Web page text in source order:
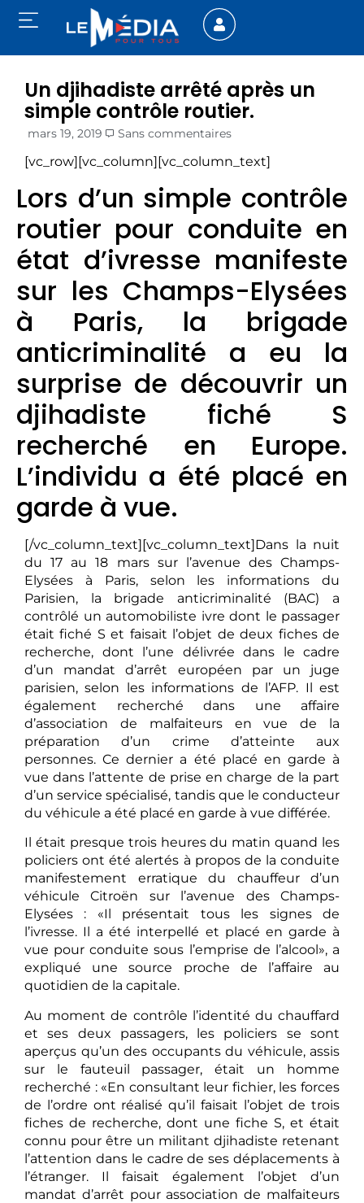
Un djihadiste arrêté après un
simple contrôle routier.
mars 19, 2019 Sans commentaires
[vc_row][vc_column][vc_column_text]
Lors d’un simple contrôle
routier pour conduite en
état d’ivresse manifeste
sur les Champs-Elysées
à Paris, la brigade
anticriminalité a eu la
surprise de découvrir un
djihadiste fiché S
recherché en Europe.
L’individu a été placé en
garde à vue.
[/vc_column_text][vc_column_text]Dans la nuit
du 17 au 18 mars sur l’avenue des Champs-
Elysées à Paris, selon les informations du
Parisien, la brigade anticriminalité (BAC) a
contrôlé un automobiliste ivre dont le passager
était fiché S et faisait l’objet de deux fiches de
recherche, dont l’une délivrée dans le cadre
d’un mandat d’arrêt européen par un juge
parisien, selon les informations de l’AFP. Il est
également recherché dans une affaire
d’association de malfaiteurs en vue de la
préparation d’un crime d’atteinte aux
personnes. Ce dernier a été placé en garde à
vue dans l’attente de prise en charge de la part
d’un service spécialisé, tandis que le conducteur
du véhicule a été placé en garde à vue différée.
Il était presque trois heures du matin quand les
policiers ont été alertés à propos de la conduite
manifestement erratique du chauffeur d’un
véhicule Citroën sur l’avenue des Champs-
Elysées : «Il présentait tous les signes de
l’ivresse. Il a été interpellé et placé en garde à
vue pour conduite sous l’emprise de l’alcool», a
expliqué une source proche de l’affaire au
quotidien de la capitale.
Au moment de contrôle l’identité du chauffard
et ses deux passagers, les policiers se sont
aperçus qu’un des occupants du véhicule, assis
sur le fauteuil passager, était un homme
recherché : «En consultant leur fichier, les forces
de l’ordre ont réalisé qu’il faisait l’objet de trois
fiches de recherche, dont une fiche S, et était
connu pour être un militant djihadiste retenant
l’attention dans le cadre de ses déplacements à
l’étranger. Il faisait également l’objet d’un
mandat d’arrêt pour association de malfaiteurs